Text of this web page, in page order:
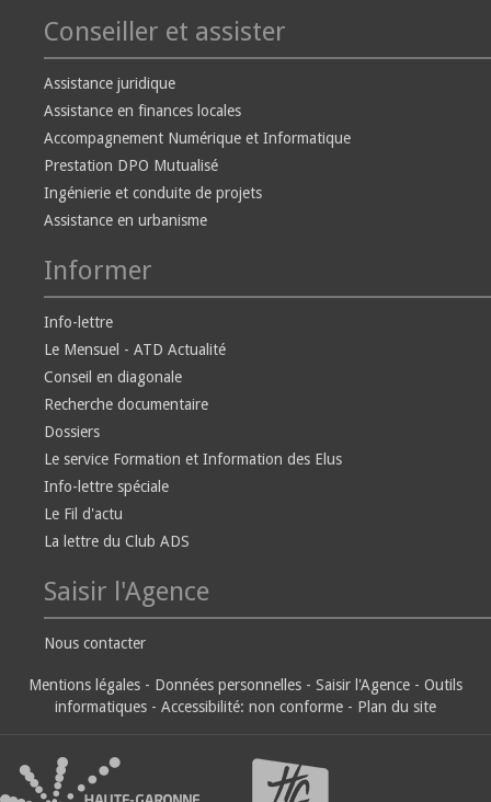
Conseiller et assister
Assistance juridique
Assistance en finances locales
Accompagnement Numérique et Informatique
Prestation DPO Mutualisé
Ingénierie et conduite de projets
Assistance en urbanisme
Informer
Info-lettre
Le Mensuel - ATD Actualité
Conseil en diagonale
Recherche documentaire
Dossiers
Le service Formation et Information des Elus
Info-lettre spéciale
Le Fil d'actu
La lettre du Club ADS
Saisir l'Agence
Nous contacter
Mentions légales - Données personnelles - Saisir l'Agence - Outils
informatiques - Accessibilité: non conforme - Plan du site